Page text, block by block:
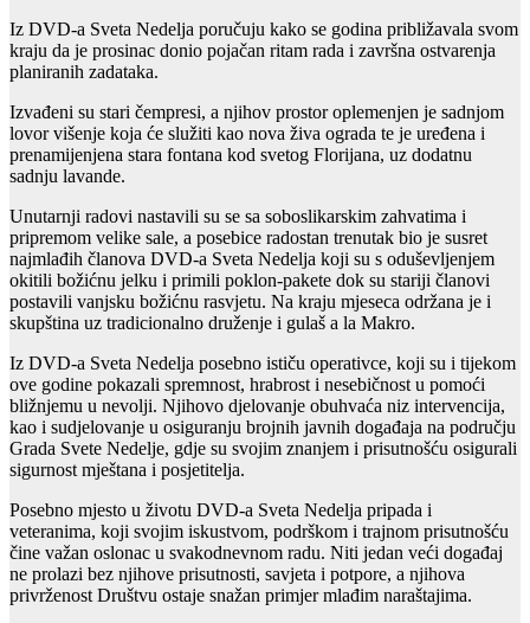
Iz DVD-a Sveta Nedelja poručuju kako se godina približavala svom
kraju da je prosinac donio pojačan ritam rada i završna ostvarenja
planiranih zadataka.
Izvađeni su stari čempresi, a njihov prostor oplemenjen je sadnjom
lovor višenje koja će služiti kao nova živa ograda te je uređena i
prenamijenjena stara fontana kod svetog Florijana, uz dodatnu
sadnju lavande.
Unutarnji radovi nastavili su se sa soboslikarskim zahvatima i
pripremom velike sale, a posebice radostan trenutak bio je susret
najmlađih članova DVD-a Sveta Nedelja koji su s oduševljenjem
okitili božićnu jelku i primili poklon-pakete dok su stariji članovi
postavili vanjsku božićnu rasvjetu. Na kraju mjeseca održana je i
skupština uz tradicionalno druženje i gulaš a la Makro.
Iz DVD-a Sveta Nedelja posebno ističu operativce, koji su i tijekom
ove godine pokazali spremnost, hrabrost i nesebičnost u pomoći
bližnjemu u nevolji. Njihovo djelovanje obuhvaća niz intervencija,
kao i sudjelovanje u osiguranju brojnih javnih događaja na području
Grada Svete Nedelje, gdje su svojim znanjem i prisutnošću osigurali
sigurnost mještana i posjetitelja.
Posebno mjesto u životu DVD-a Sveta Nedelja pripada i
veteranima, koji svojim iskustvom, podrškom i trajnom prisutnošću
čine važan oslonac u svakodnevnom radu. Niti jedan veći događaj
ne prolazi bez njihove prisutnosti, savjeta i potpore, a njihova
privrženost Društvu ostaje snažan primjer mlađim naraštajima.